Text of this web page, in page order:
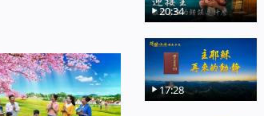
20:34
17:28